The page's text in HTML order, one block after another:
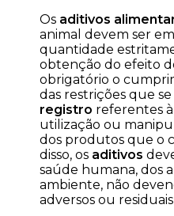
Os aditivos
animal devem ser
quantidade
obtenção do efeito
obrigatório o
das restrições que
registro referentes
utilização ou
dos produtos que o
disso, os aditivos
saúde humana, dos
ambiente, não
adversos ou